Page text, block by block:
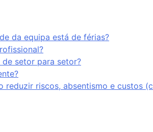
da equipa está de férias?
de setor para setor?
reduzir riscos, absentismo e custos